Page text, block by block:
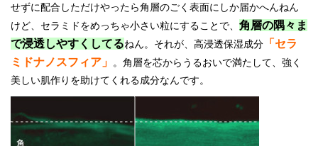
せずに配合しただけやったら角層のごく表面にしか届かへんねん
けど、セラミドをめっちゃ小さい粒にすることで、 角層の隅々ま
で浸透しやすくしてるねん。それが、高浸透保湿成分 「セラ
ミドナノスフィア」
。角層を芯からうるおいで満たして、強く
美しい肌作りを助けてくれる成分なんです。